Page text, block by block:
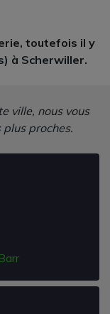
toutefois il y
à Scherwiller.
ville, nous vous
proches.